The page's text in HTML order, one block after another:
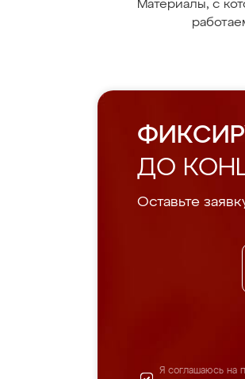
Материалы, с
ДО
Оставьте
Я соглашаюсь на